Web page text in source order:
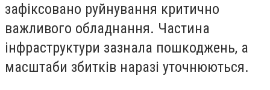
зафіксовано руйнування критично
важливого обладнання. Частина
інфраструктури зазнала пошкоджень, а
масштаби збитків наразі уточнюються.